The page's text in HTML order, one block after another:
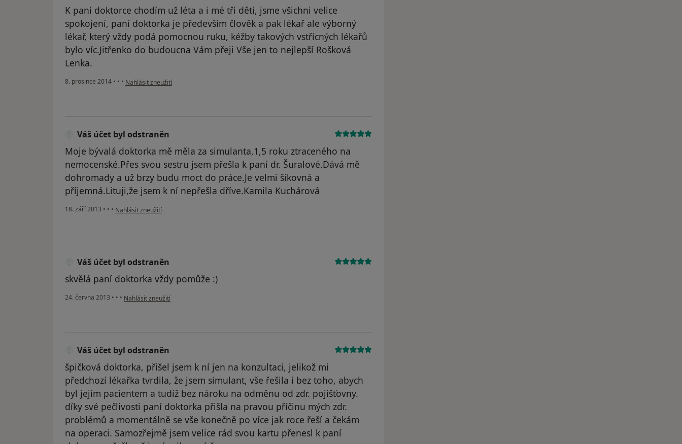
K paní doktorce chodím už léta a i mé tři děti, jsme všichni velice
spokojení, paní doktorka je především člověk a pak lékař ale výborný
lékař, který vždy podá pomocnou ruku, kéžby takových vstřícných lékařů
bylo víc.Jitřenko do budoucna Vám přeji Vše jen to nejlepší Rošková
Lenka.
8. prosince 2014 • • • podle názoru uživatele Váš účet byl odstraněn
Nahlásit zneužití
Váš účet byl odstraněn
Moje bývalá doktorka mě měla za simulanta,1,5 roku ztraceného na
nemocenské.Přes svou sestru jsem přešla k paní dr. Šuralové.Dává mě
dohromady a už brzy budu moct do práce.Je velmi šikovná a
příjemná.Lituji,že jsem k ní nepřešla dříve.Kamila Kuchárová
18. září 2013 • • • podle názoru uživatele Váš účet byl odstraněn
Nahlásit zneužití
Váš účet byl odstraněn
skvělá paní doktorka vždy pomůže :)
24. června 2013 • • • podle názoru uživatele Váš účet byl odstraněn
Nahlásit zneužití
Váš účet byl odstraněn
špičková doktorka, přišel jsem k ní jen na konzultaci, jelikož mi
předchozí lékařka tvrdila, že jsem simulant, vše řešila i bez toho, abych
byl jejím pacientem a tudíž bez nároku na odměnu od zdr. pojišťovny.
díky své pečlivosti paní doktorka přišla na pravou příčinu mých zdr.
problémů a momentálně se vše konečně po více jak roce řeší a čekám
na operaci. Samozřejmě jsem velice rád svou kartu přenesl k paní